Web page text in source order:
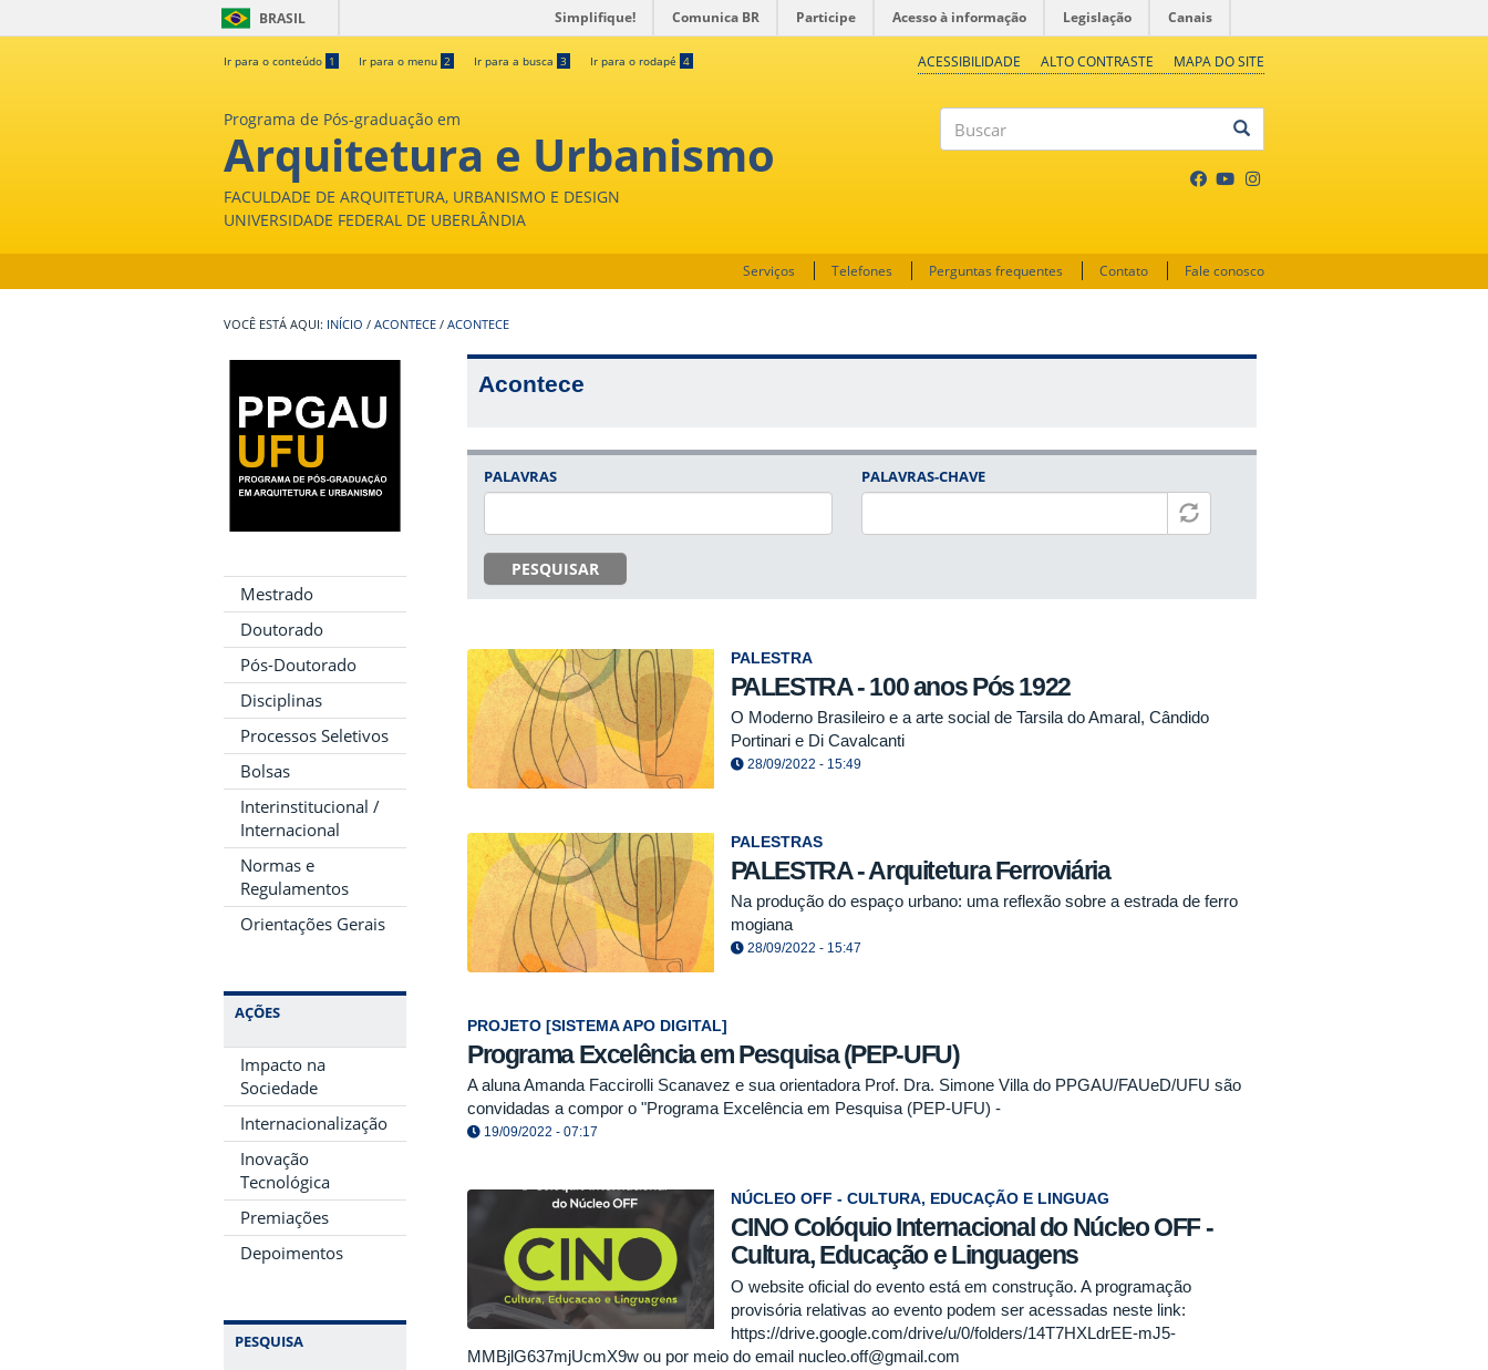
BRASIL Simplifique! Comunica BR Participe Acesso à informação Legislação Canais
Ir para o conteúdo 1 Ir para o menu 2 Ir para a busca 3 Ir para o rodapé 4 ACESSIBILIDADE ALTO CONTRASTE MAPA DO SITE
Programa de Pós-graduação em
Arquitetura e Urbanismo
FACULDADE DE ARQUITETURA, URBANISMO E DESIGN
UNIVERSIDADE FEDERAL DE UBERLÂNDIA
Serviços Telefones Perguntas frequentes Contato Fale conosco
INÍCIO / ACONTECE / ACONTECE
Mestrado
Doutorado
Pós-Doutorado
Disciplinas
Processos Seletivos
Bolsas
Interinstitucional /
Internacional
Normas e
Regulamentos
Orientações Gerais
AÇÕES
Impacto na
Sociedade
Internacionalização
Inovação
Tecnológica
Premiações
Depoimentos
PESQUISA
Acontece
PALAVRAS
PESQUISAR
PALAVRAS-CHAVE
PALESTRA
PALESTRA - 100 anos Pós 1922
O Moderno Brasileiro e a arte social de Tarsila do Amaral, Cândido
Portinari e Di Cavalcanti
28/09/2022 - 15:49
PALESTRAS
PALESTRA - Arquitetura Ferroviária
Na produção do espaço urbano: uma reflexão sobre a estrada de ferro
mogiana
28/09/2022 - 15:47
PROJETO [SISTEMA APO DIGITAL]
Programa Excelência em Pesquisa (PEP-UFU)
A aluna Amanda Faccirolli Scanavez e sua orientadora Prof. Dra. Simone Villa do PPGAU/FAUeD/UFU são
convidadas a compor o "Programa Excelência em Pesquisa (PEP-UFU) -
19/09/2022 - 07:17
NÚCLEO OFF - CULTURA, EDUCAÇÃO E LINGUAG
CINO Colóquio Internacional do Núcleo OFF -
Cultura, Educação e Linguagens
O website oficial do evento está em construção. A programação
provisória relativas ao evento podem ser acessadas neste link:
https://drive.google.com/drive/u/0/folders/14T7HXLdrEE-mJ5-
MMBjlG637mjUcmX9w ou por meio do email nucleo.off@gmail.com